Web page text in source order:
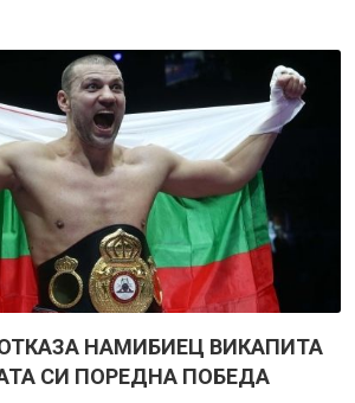
НАМИБИЕЦ ВИКАПИТА
СИ ПОРЕДНА ПОБЕДА